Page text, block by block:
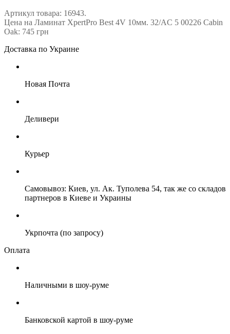
Артикул товара: 16943.
Цена на Ламинат XpertPro Best 4V 10мм. 32/AC 5 00226 Cabin
Oak: 745 грн
Доставка по Украине
Новая Почта
Деливери
Курьер
Самовывоз: Киев, ул. Ак. Туполева 54, так же со складов
партнеров в Киеве и Украины
Укрпочта (по запросу)
Оплата
Наличными в шоу-руме
Банковской картой в шоу-руме